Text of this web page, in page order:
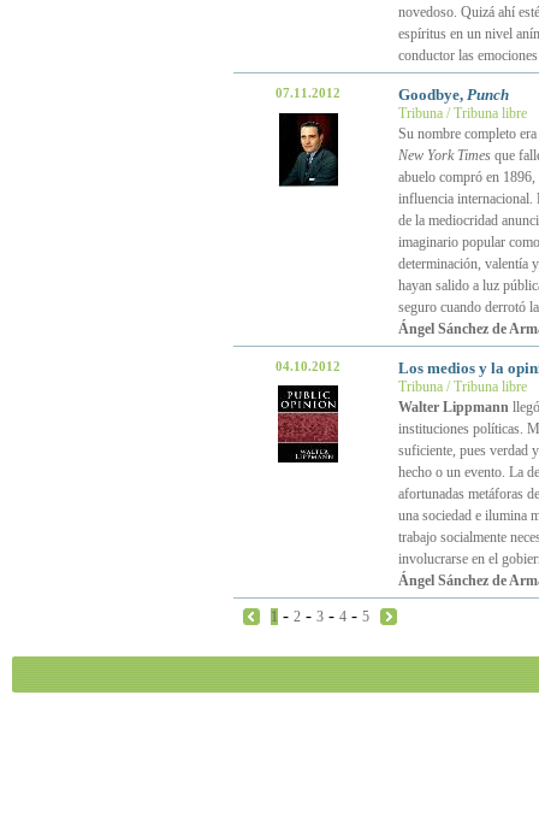
novedoso. Quizá ahí
espíritus en un nivel
conductor las
07.11.2012 Goodbye, Punch
Tribuna / Tribuna libre
Su nombre completo era
New York Timesque
abuelo compró en
influencia internacional.
de la mediocridad
imaginario popular
determinación, valentía
hayan salido a luz
seguro cuando derrotó
Ángel Sánchez de
04.10.2012 Los medios y la
Tribuna / Tribuna libre
Walter Lippmannllegó
instituciones políticas.
suficiente, pues verdad
hecho o un evento. La
afortunadas metáforas
una sociedad e ilumina
trabajo socialmente
involucrarse en el
Ángel Sánchez de
1 - 2 - 3 - 4 - 5